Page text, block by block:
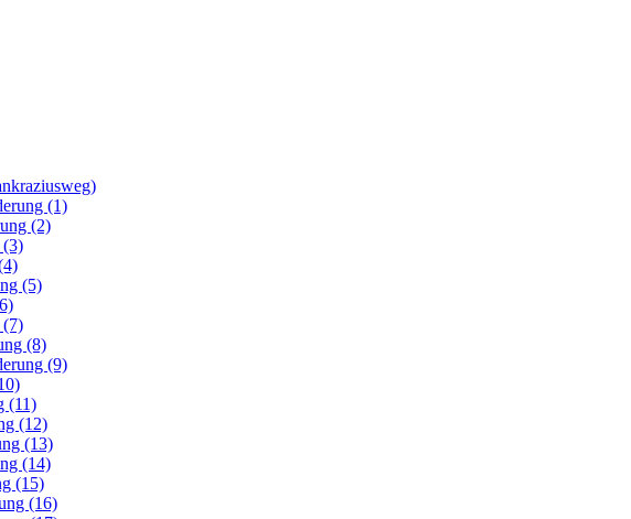
(1)
(2)
(3)
(5)
(7)
(8)
(9)
(11)
(12)
(13)
(14)
(15)
(16)